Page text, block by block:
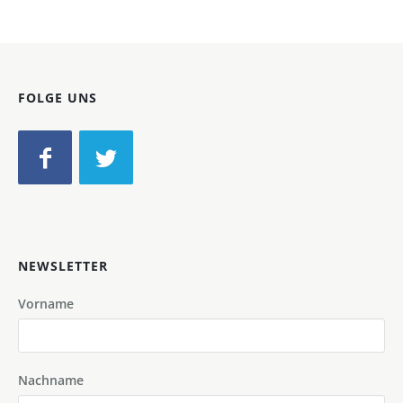
FOLGE UNS
NEWSLETTER
Vorname
Nachname